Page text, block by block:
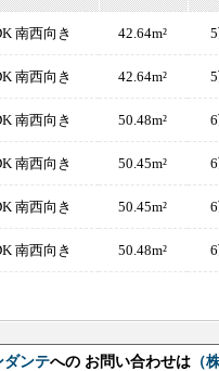
南西向き 42.64m²
南西向き 42.64m²
南西向き 50.48m²
南西向き 50.45m²
南西向き 50.45m²
南西向き 50.48m²
ダンテへの お問い合わせは（